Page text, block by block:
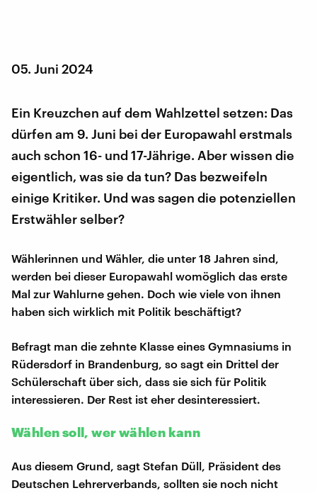
05. Juni 2024
Ein Kreuzchen auf dem Wahlzettel setzen: Das
dürfen am 9. Juni bei der Europawahl erstmals
auch schon 16- und 17-Jährige. Aber wissen die
eigentlich, was sie da tun? Das bezweifeln
einige Kritiker. Und was sagen die potenziellen
Erstwähler selber?
Wählerinnen und Wähler, die unter 18 Jahren sind,
werden bei dieser Europawahl womöglich das erste
Mal zur Wahlurne gehen. Doch wie viele von ihnen
haben sich wirklich mit Politik beschäftigt?
Befragt man die zehnte Klasse eines Gymnasiums in
Rüdersdorf in Brandenburg, so sagt ein Drittel der
Schülerschaft über sich, dass sie sich für Politik
interessieren. Der Rest ist eher desinteressiert.
Wählen soll, wer wählen kann
Aus diesem Grund, sagt Stefan Düll, Präsident des
Deutschen Lehrerverbands, sollten sie noch nicht